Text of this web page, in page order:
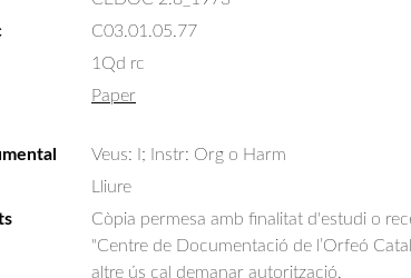
C03.01.05.77
1Qd rc
Paper
Veus: I; Instr: Org o Harm
Lliure
Còpia permesa amb finalitat d'estudi o
"Centre de Documentació de l’Orfeó
altre ús cal demanar autorització.